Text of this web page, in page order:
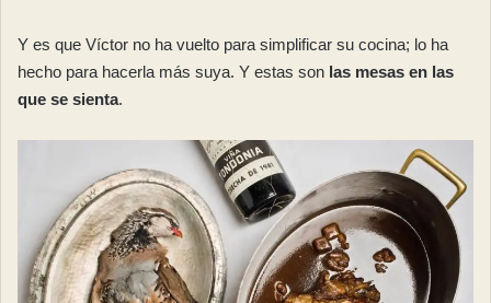
Y es que Víctor no ha vuelto para simplificar su cocina; lo ha
hecho para hacerla más suya. Y estas son las mesas en las
que se sienta.